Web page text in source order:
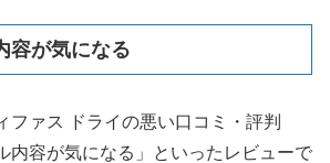
容が気になる
ファス ドライの悪い口コミ・評判
内容が気になる」といったレビューで